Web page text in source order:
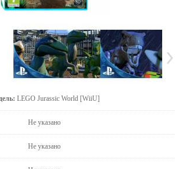
LEGO Jurassic World [WiiU]
Не указано
Не указано